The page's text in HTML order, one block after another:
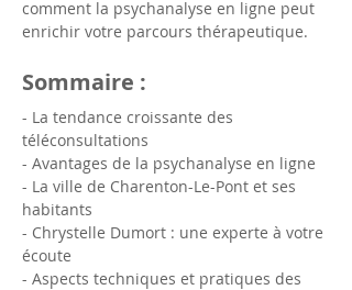
comment la psychanalyse en ligne peut
enrichir votre parcours thérapeutique.
Sommaire :
- La tendance croissante des
téléconsultations
- Avantages de la psychanalyse en ligne
- La ville de Charenton-Le-Pont et ses
habitants
- Chrystelle Dumort : une experte à votre
écoute
- Aspects techniques et pratiques des